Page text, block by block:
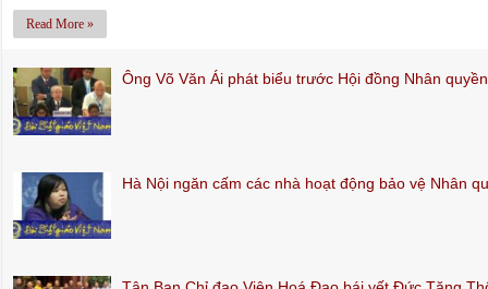
Read More »
Ông Võ Văn Ái phát biểu trước Hội đồng Nhân
Hà Nội ngăn cấm các nhà hoạt động bảo vệ Nhân